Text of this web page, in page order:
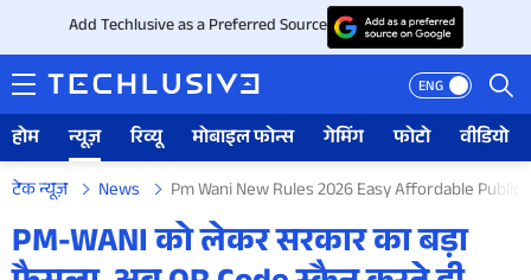
Add Techlusive as a Preferred Source
ENG
होम न्यूज़ रिव्यू मोबाइल फोन्स गेमिंग फोटो वीडियो
होम
टेक न्यूज़ News Pm Wani New Rules 2026 Easy Affordable
PM-WANI को लेकर सरकार का बड़ा